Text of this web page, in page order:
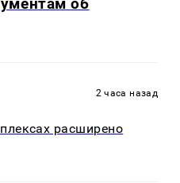
2 часа назад
расширено